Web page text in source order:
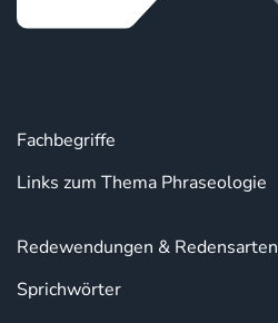
Fachbegriffe
Links zum Thema Phraseologie
Redewendungen & Redensarten
Sprichwörter